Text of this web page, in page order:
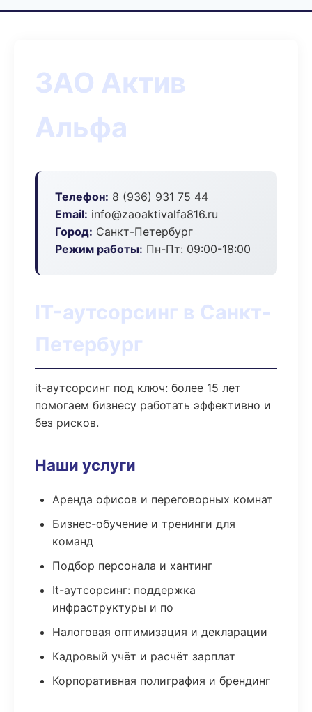
ЗАО Актив
Альфа
Телефон: 8 (936) 931 75 44
Email: info@zaoaktivalfa816.ru
Город: Санкт-Петербург
Режим работы: Пн-Пт: 09:00-18:00
IT-аутсорсинг в Санкт-
Петербург
it-аутсорсинг под ключ: более 15 лет
помогаем бизнесу работать эффективно и
без рисков.
Наши услуги
Аренда офисов и переговорных комнат
Бизнес-обучение и тренинги для
команд
Подбор персонала и хантинг
It-аутсорсинг: поддержка
инфраструктуры и по
Налоговая оптимизация и декларации
Кадровый учёт и расчёт зарплат
Корпоративная полиграфия и брендинг